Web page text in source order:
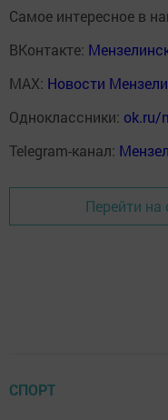
Самое интересное в
ВКонтакте:
MAX: Новости
Одноклассники: ok.ru/
Telegram-канал:
Перейти на
СПОРТ